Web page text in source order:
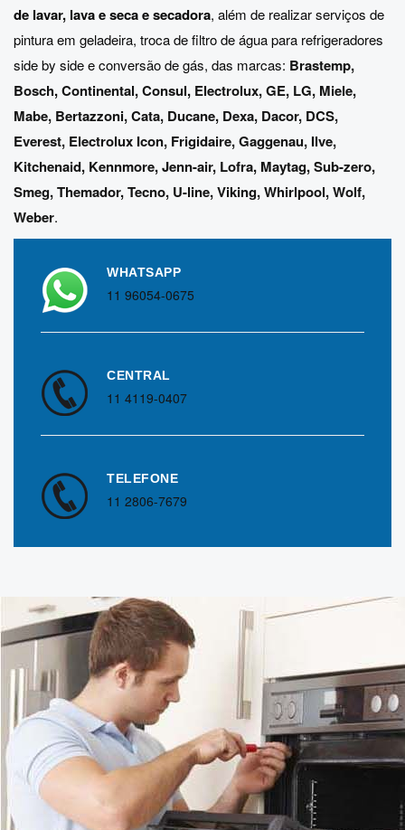
de lavar, lava e seca e secadora, além de realizar serviços de
pintura em geladeira, troca de filtro de água para refrigeradores
side by side e conversão de gás, das marcas: Brastemp,
Bosch,Continental,Consul, Electrolux,GE, LG, Miele,
Mabe, Bertazzoni,Cata, Ducane, Dexa, Dacor, DCS,
Everest, Electrolux Icon, Frigidaire,Gaggenau, Ilve,
Kitchenaid, Kennmore,Jenn-air, Lofra, Maytag,Sub-zero,
Smeg,Themador,Tecno, U-line,Viking,Whirlpool,Wolf,
Weber.
WHATSAPP
11 96054-0675
CENTRAL
11 4119-0407
TELEFONE
11 2806-7679